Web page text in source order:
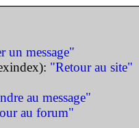
un message"
"Retour au site"
au message"
au forum"